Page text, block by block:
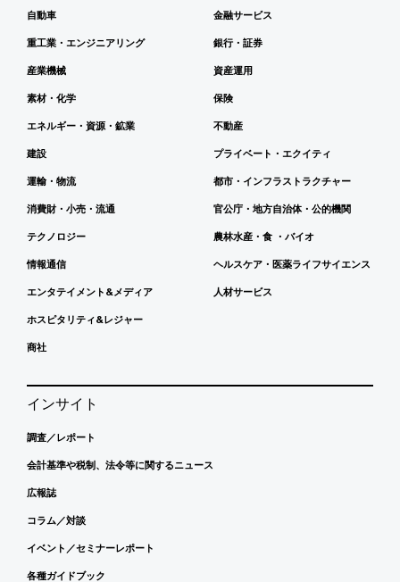
自動車
重工業・エンジニアリング
産業機械
素材・化学
エネルギー・資源・鉱業
建設
運輸・物流
消費財・小売・流通
テクノロジー
情報通信
エンタテイメント&メディア
ホスピタリティ&レジャー
商社
金融サービス
銀行・証券
資産運用
保険
不動産
プライベート・エクイティ
都市・インフラストラクチャー
官公庁・地方自治体・公的機関
農林水産・食 ・バイオ
ヘルスケア・医薬ライフサイエンス
人材サービス
インサイト
調査／レポート
会計基準や税制、法令等に関するニュース
広報誌
コラム／対談
イベント／セミナーレポート
各種ガイドブック